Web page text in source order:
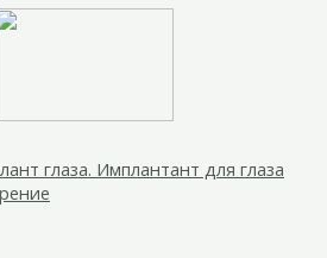
глаза. Имплантант для глаза